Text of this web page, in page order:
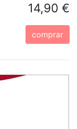
14,90 €
comprar